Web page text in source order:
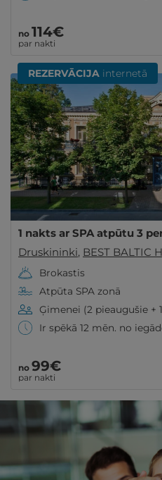
no 114€
par nakti
REZERVĀCIJA internetā
1 nakts ar SPA atpūtu 3
Druskininki, BEST BALTIC
Brokastis
Atpūta SPA zonā
Ģimenei (2 pieaugušie +
Ir spēkā 12 mēn. no
no 99€
par nakti